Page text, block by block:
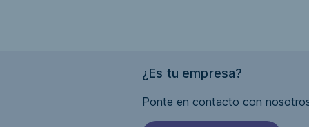
¿Es tu empresa?
Ponte en contacto con